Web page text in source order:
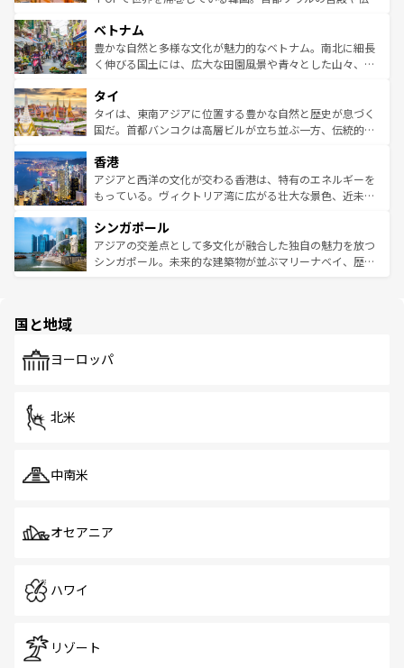
参照してほしい。
容にもいいと評判のスイーツなど、バラエティ豊かな料理
が味わえる。 なお、新着の台湾情報は コンテンツ一覧を参
照してほしい。
き、地方に足を延ばせば四季折々の自然美を楽しむことが
できる。そして、キムチや焼肉、絶品のストリートフード
まで、さまざまな韓国料理が待っている。夜には、韓国な
リティに包まれながら、韓国の多彩な魅力を心ゆくまで味
わってみてほしい。 なお、新着の韓国情報はコンテンツ一
覧を参照してほしい。
ベトナム
豊かな自然と多様な文化が魅力的なベトナム。南北に細長
く伸びる国土には、広大な田園風景や青々とした山々、世
急速な発展と共に伝統が息づく。ハノイの古い町並みやホ
ーチミン市のフランス統治時代の建物も、独特の雰囲気を
醸し出している。また、バラエティの豊かさとおいしさで
とつ。フォーやバインミー、ベトナムコーヒーなどは、ぜ
ひ現地で味わいたい。どの地域を訪れてもあたたかい人々
が旅行者を迎えてくれるので、きっと忘れられない旅にな
参照してほしい。
タイ
タイは、東南アジアに位置する豊かな自然と歴史が息づく
国だ。首都バンコクは高層ビルが立ち並ぶ一方、伝統的な
の活気が交差している。北部ではチェンマイなどの山岳地
帯で自然と触れ合い、南部ではプーケットやクラビの美し
いビーチでリゾート気分を楽しむことができる。タイ料理
激する。気候は一年中温暖で、どの季節にも異なる楽しみ
が待っている。親しみやすいタイの人々、仏教を中心とし
た文化、そして多様な観光資源が、訪れる旅人を魅了し続
香港
アジアと西洋の文化が交わる香港は、特有のエネルギーを
もっている。ヴィクトリア湾に広がる壮大な景色、近未来
み、どこを訪れても感動するはず。観光スポットが密集し
ており、効率よく見どころを回れるのも魅力。息をのむよ
うな絶景から文化的な体験まで、香港を存分に楽しみ尽く
シンガポール
アジアの交差点として多文化が融合した独自の魅力を放つ
シンガポール。未来的な建築物が並ぶマリーナベイ、歴史
で、ホーカーズは地元の風情を楽しめる外せないスポット
国と地域
ヨーロッパ
北米
中南米
オセアニア
ハワイ
リゾート